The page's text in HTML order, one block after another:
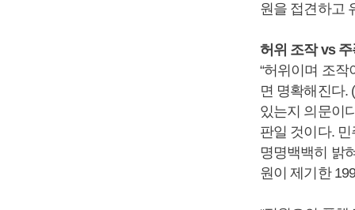
원을 접견하고
허위 조작 vs
“허위이며 조
면 명확해진다.
있는지 의문이
판일 것이다.
명명백백히 밝
원이 제기한